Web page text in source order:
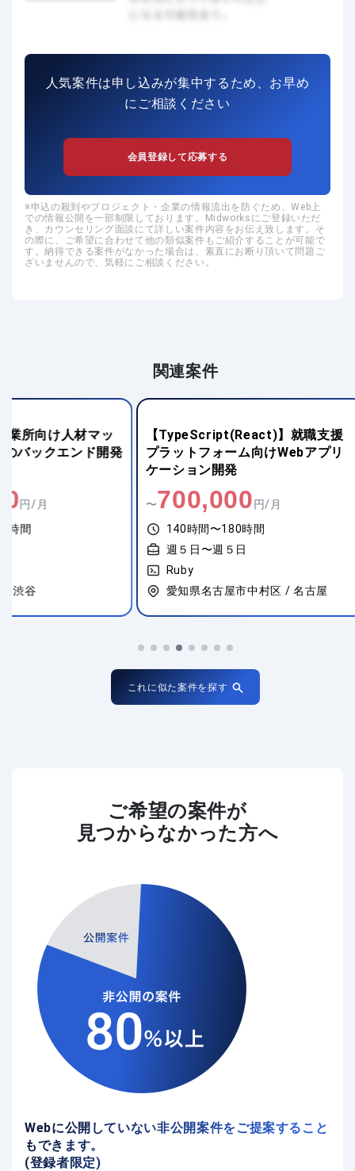
人気案件は申し込みが集中するため、お早め
にご相談ください
会員登録して応募する
申込の殺到やプロジェクト・企業の情報流出を防ぐため、Web上
での情報公開を一部制限しております。Midworksにご登録いただ
き、カウンセリング面談にて詳しい案件内容をお伝え致します。そ
の際に、ご希望に合わせて他の類似案件もご紹介することが可能で
す。納得できる案件がなかった場合は、素直にお断り頂いて問題ご
ざいませんので、気軽にご相談ください。
関連案件
【TypeScript(React)】就職支援
プラットフォーム向けWebアプリ
〜700,000
円/月
愛知県名古屋市中村区 / 名古屋
【Python(Web
モダンWebシス
〜
東京都港区 /
これに似た案件を探す
ご希望の案件が
見つからなかった方へ
Webに公開していない非公開案件をご提案すること
もできます。
(登録者限定)